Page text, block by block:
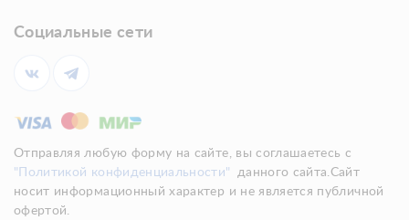
Социальные сети
Отправляя любую форму на сайте, вы соглашаетесь с
"Политикой конфиденциальности"
данного сайта.Сайт
носит информационный характер и не является публичной
офертой.